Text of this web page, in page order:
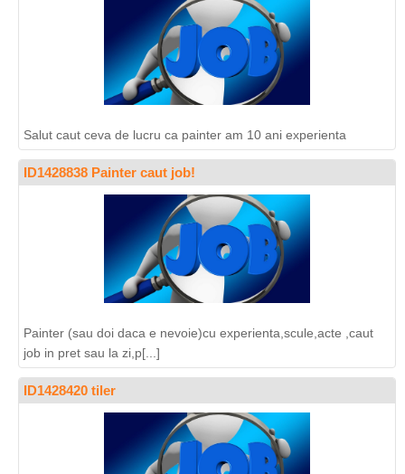
Salut caut ceva de lucru ca painter am 10 ani experienta
ID1428838 Painter caut job!
Painter (sau doi daca e nevoie)cu experienta,scule,acte ,caut
job in pret sau la zi,p[...]
ID1428420 tiler